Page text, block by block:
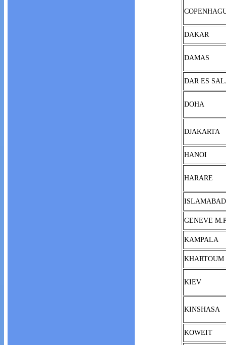
DAKAR
DAMAS
DAR ES
DOHA
DJAKARTA
HANOI
HARARE
ISLAMABAD
GENEVE
KAMPALA
KHARTOUM
KIEV
KINSHASA
KOWEIT